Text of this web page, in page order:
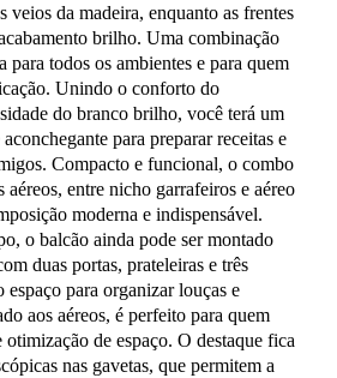
veios da madeira, enquanto as frentes
brilho. Uma combinação
para todos os ambientes e para quem
Unindo o conforto do
do branco brilho, você terá um
para preparar receitas e
Compacto e funcional, o combo
aéreos, entre nicho garrafeiros e aéreo
moderna e indispensável.
o balcão ainda pode ser montado
duas portas, prateleiras e três
espaço para organizar louças e
aos aéreos, é perfeito para quem
de espaço. O destaque fica
nas gavetas, que permitem a